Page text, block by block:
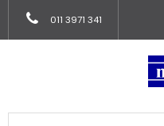
011 3971 341